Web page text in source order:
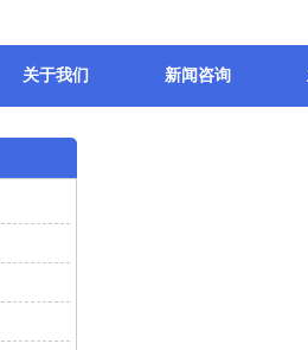
关于我们 新闻咨询